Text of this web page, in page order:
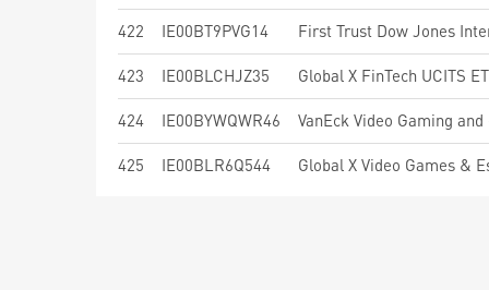
422 IE00BT9PVG14
423 IE00BLCHJZ35 Global X FinTech UCITS
424 IE00BYWQWR46 VanEck Video Gaming
425 IE00BLR6Q544 Global X Video Games &